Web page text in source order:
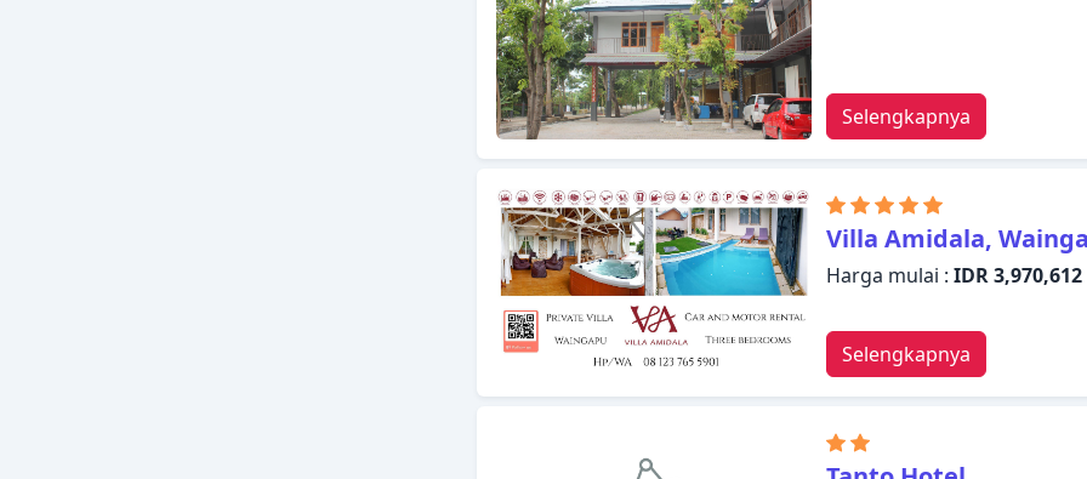
Selengkapnya
Villa Amidala,
Harga mulai :IDR 3,970,612
Selengkapnya